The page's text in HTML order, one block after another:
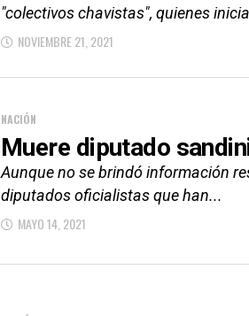
"colectivos chavistas", quienes
NOVIEMBRE 21, 2021
NACIÓN
Muere diputado
Aunque no se brindó información
diputados oficialistas que han...
MAYO 14, 2021